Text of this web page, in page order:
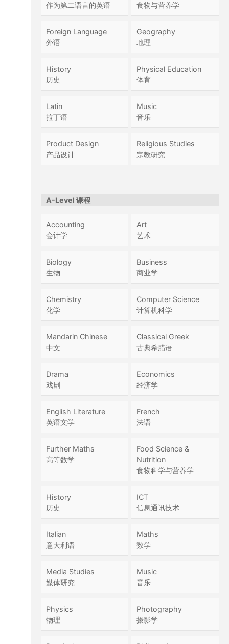
作为第二语言的英语
食物与营养学
Foreign Language
外语
Geography
地理
History
历史
Physical Education
体育
Latin
拉丁语
Music
音乐
Product Design
产品设计
Religious Studies
宗教研究
A-Level 课程
Accounting
会计学
Art
艺术
Biology
生物
Business
商业学
Chemistry
化学
Computer Science
计算机科学
Mandarin Chinese
中文
Classical Greek
古典希腊语
Drama
戏剧
Economics
经济学
English Literature
英语文学
French
法语
Further Maths
高等数学
Food Science &
Nutrition
食物科学与营养学
History
历史
ICT
信息通讯技术
Italian
意大利语
Maths
数学
Media Studies
媒体研究
Music
音乐
Physics
物理
Photography
摄影学